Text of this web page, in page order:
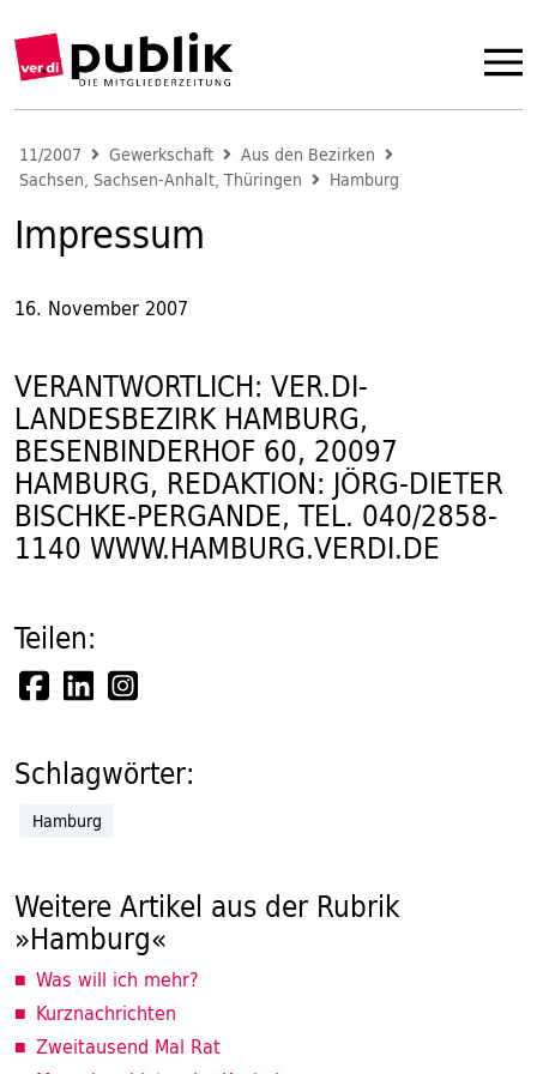
11/2007 Gewerkschaft
Aus den Bezirken
Sachsen, Sachsen-Anhalt, Thüringen
Hamburg
Impressum
16. November 2007
VERANTWORTLICH: VER.DI-
LANDESBEZIRK HAMBURG,
BESENBINDERHOF 60, 20097
HAMBURG, REDAKTION: JÖRG-DIETER
BISCHKE-PERGANDE, TEL. 040/2858-
1140 WWW.HAMBURG.VERDI.DE
Teilen:
Schlagwörter:
Hamburg
Weitere Artikel aus der Rubrik
»Hamburg«
Was will ich mehr?
Kurznachrichten
Zweitausend Mal Rat